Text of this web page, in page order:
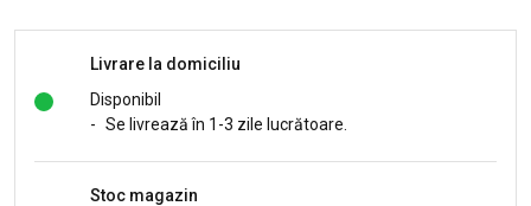
Livrare la domiciliu
Disponibil
- Se livrează în 1-3 zile lucrătoare.
Stoc magazin